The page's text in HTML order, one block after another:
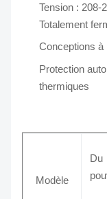
Tension : 208-
Totalement
Conceptions à
Protection
thermiques
Modèle
Du